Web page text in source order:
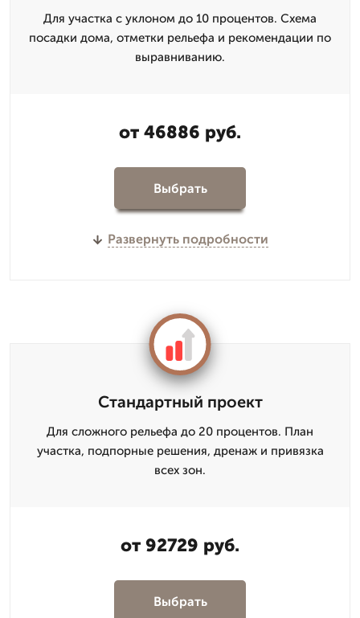
Для участка с уклоном до 10 процентов. Схема
посадки дома, отметки рельефа и рекомендации по
выравниванию.
от 46886 руб.
Выбрать
Развернуть подробности
Стандартный проект
Для сложного рельефа до 20 процентов. План
участка, подпорные решения, дренаж и привязка
всех зон.
от 92729 руб.
Выбрать